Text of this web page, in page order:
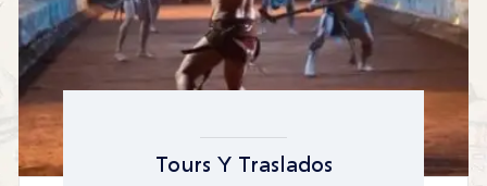
Tours Y Traslados